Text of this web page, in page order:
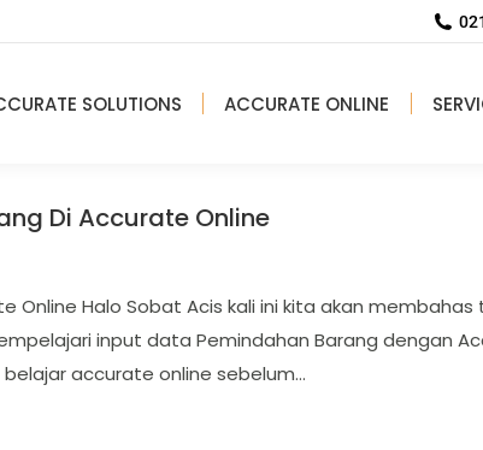
SOLUTIONS ACCURATE ONLINE
Di Accurate Online
Online Halo Sobat Acis kali ini kita akan
input data Pemindahan Barang dengan
accurate online sebelum…